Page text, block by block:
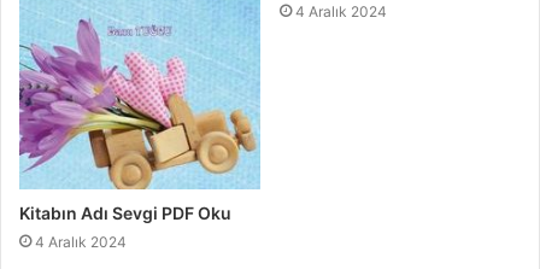
Kitabın Adı Sevgi PDF Oku
4 Aralık 2024
4 Aralık 2024